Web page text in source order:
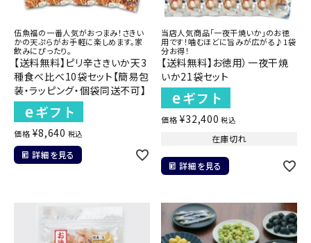
伍魚福の一番人気がおつまみ！さきい
かの天ぷらがお手軽に楽しめます。家
飲みにぴったり。
【送料無料】ピリ辛さきいか天3
種食べ比べ10袋セット【簡易包
装・ラッピング・個袋同送不可】
価格 ¥8,640 税込
詳細を見る
当店人気商品「一夜干焼いか」のお徳
用です！噛むほどに旨みが広がる♪1袋
分お得！
【送料無料】お徳用）一夜干焼
いか21袋セット
価格 ¥32,400 税込
在庫切れ
詳細を見る